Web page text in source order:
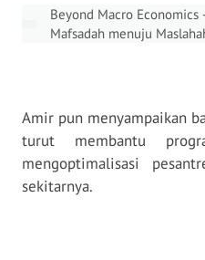
Beyond Macro Economics
Mafsadah menuju
Amir pun menyampaikan
turut membantu
mengoptimalisasi
sekitarnya.